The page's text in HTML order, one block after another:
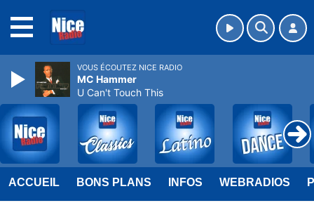
ACCUEIL BONS PLANS INFOS WEBRADIOS
VOUS ÉCOUTEZ NICE RADIO
MC Hammer
U Can't Touch This